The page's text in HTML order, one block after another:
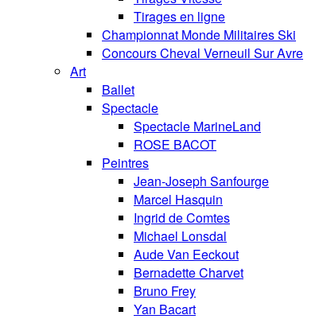
Tirages en ligne
Championnat Monde Militaires Ski
Concours Cheval Verneuil Sur Avre
Art
Ballet
Spectacle
Spectacle MarineLand
ROSE BACOT
Peintres
Jean-Joseph Sanfourge
Marcel Hasquin
Ingrid de Comtes
Michael Lonsdal
Aude Van Eeckout
Bernadette Charvet
Bruno Frey
Yan Bacart